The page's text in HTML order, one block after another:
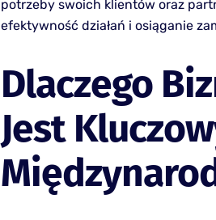
potrzeby swoich klientów oraz
efektywność działań i osiąganie
Dlaczego
Jest